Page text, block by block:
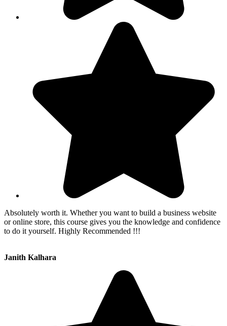
Absolutely worth it. Whether you want to build a business website
or online store, this course gives you the knowledge and confidence
to do it yourself. Highly Recommended !!!
Janith Kalhara